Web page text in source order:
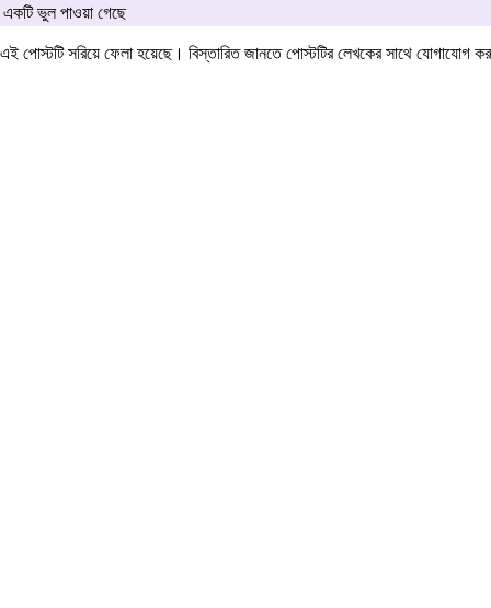
একটি ভুল পাওয়া গেছে
এই পোস্টটি সরিয়ে ফেলা হয়েছে। বিস্তারিত জানতে পোস্টটির লেখকের সাথে যোগাযোগ